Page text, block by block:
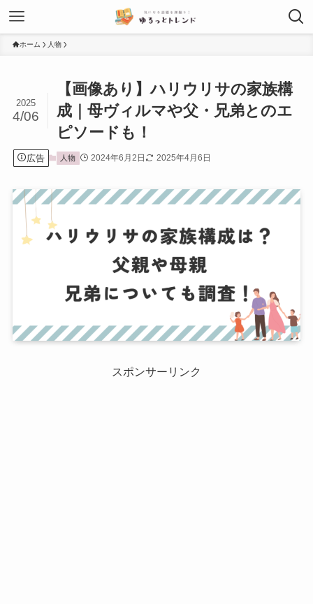
ホーム 人物
【画像あり】ハリウリサの家族構
成｜母ヴィルマや父・兄弟とのエ
ピソードも！
2025
4/06
広告 人物 2024年6月2日 2025年4月6日
スポンサーリンク